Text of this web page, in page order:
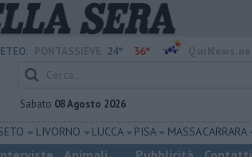
24° 36°
Sabato 08 Agosto 2026
LIVORNO LUCCA PISA MASSA CARRARA